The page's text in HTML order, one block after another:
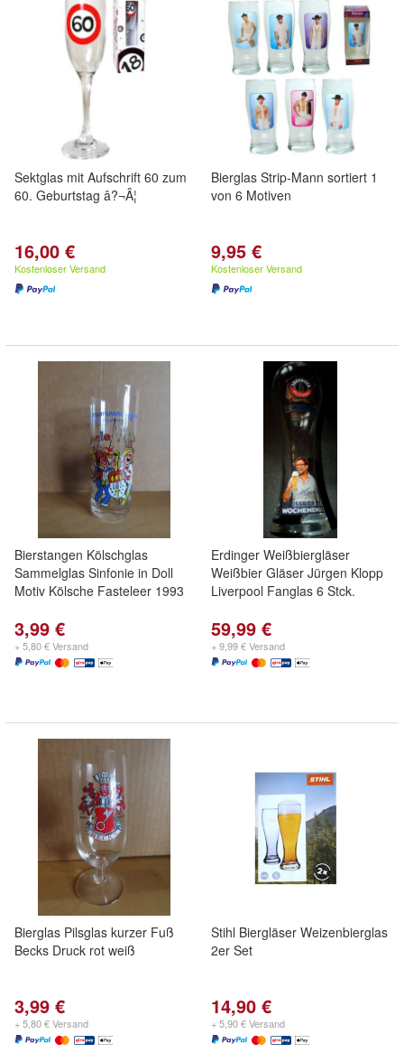
Sektglas mit Aufschrift 60 zum
60. Geburtstag â?¬Â¦
16,00 €
Kostenloser Versand
Bierglas Strip-Mann sortiert 1
von 6 Motiven
9,95 €
Kostenloser Versand
Bierstangen Kölschglas
Sammelglas Sinfonie in Doll
Motiv Kölsche Fasteleer 1993
3,99 €
+ 5,80 € Versand
Erdinger Weißbiergläser
Weißbier Gläser Jürgen Klopp
Liverpool Fanglas 6 Stck.
59,99 €
+ 9,99 € Versand
Bierglas Pilsglas kurzer Fuß
Becks Druck rot weiß
3,99 €
+ 5,80 € Versand
Stihl Biergläser Weizenbierglas
2er Set
14,90 €
+ 5,90 € Versand